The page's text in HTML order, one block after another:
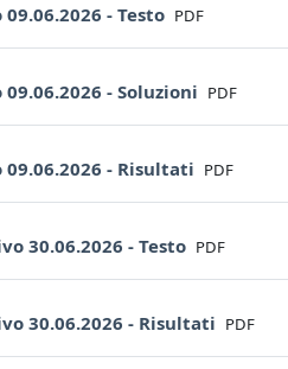
- Testo File
PDF
- Soluzioni File
PDF
- Risultati File
PDF
30.06.2026 - Testo File
PDF
30.06.2026 - Risultati File
PDF